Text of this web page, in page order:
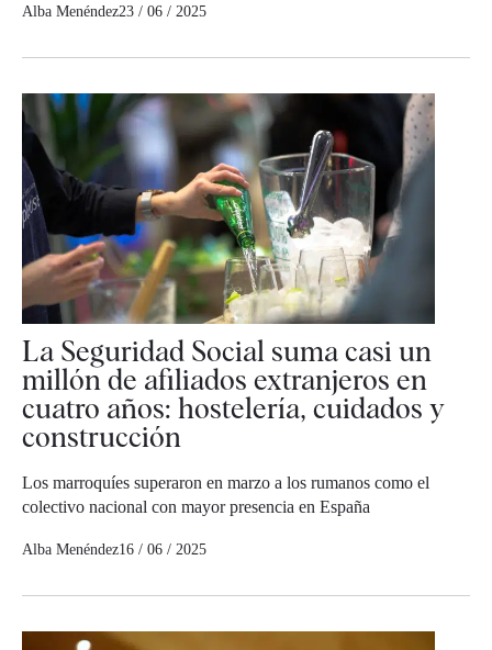
Alba Menéndez23 / 06 / 2025
La Seguridad Social suma casi un
millón de afiliados extranjeros en
cuatro años: hostelería, cuidados y
construcción
Los marroquíes superaron en marzo a los rumanos como el
colectivo nacional con mayor presencia en España
Alba Menéndez16 / 06 / 2025